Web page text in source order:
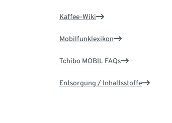
Kaffee-Wiki
Mobilfunklexikon
Tchibo MOBIL FAQs
Entsorgung / Inhaltsstoffe